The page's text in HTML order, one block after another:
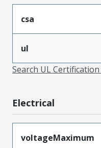
csa
ul
Search UL
Electrical
voltageMaximum